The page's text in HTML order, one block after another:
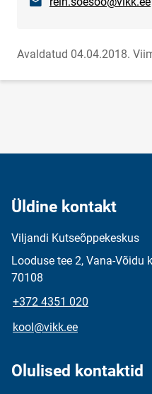
Avaldatud 04.04.2018.
Üldine kontakt
Viljandi Kutseõppekeskus
Looduse tee 2, Vana-Võidu
70108
+372 4351 020
kool@vikk.ee
Olulised kontaktid